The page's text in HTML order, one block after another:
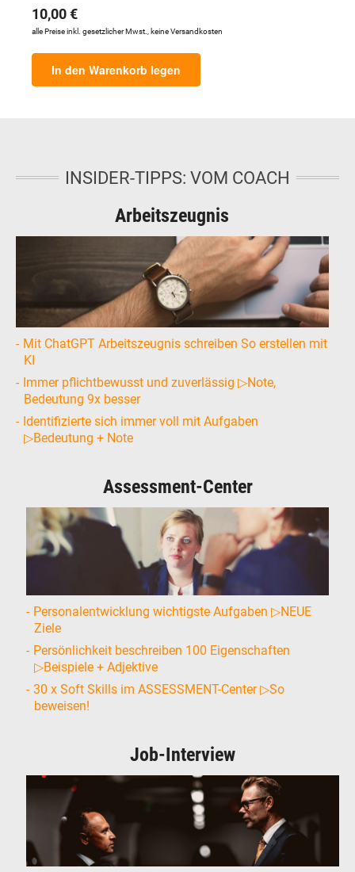
10,00 €
alle Preise inkl. gesetzlicher Mwst., keine Versandkosten
In den Warenkorb legen
INSIDER-TIPPS: VOM COACH
Arbeitszeugnis
Mit ChatGPT Arbeitszeugnis schreiben So erstellen mit
KI
Immer pflichtbewusst und zuverlässig ▷Note,
Bedeutung 9x besser
Identifizierte sich immer voll mit Aufgaben
▷Bedeutung + Note
Assessment-Center
Personalentwicklung wichtigste Aufgaben ▷NEUE
Ziele
Persönlichkeit beschreiben 100 Eigenschaften
▷Beispiele + Adjektive
30 x Soft Skills im ASSESSMENT-Center ▷So
beweisen!
Job-Interview